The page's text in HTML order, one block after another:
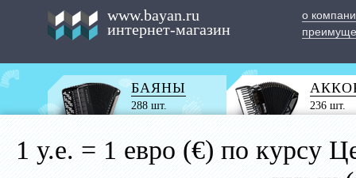
www.bayan.ru
интернет-магазин
о
БАЯНЫ
288 шт. 236 шт.
1 у.е. = 1 евро (€) по курсу